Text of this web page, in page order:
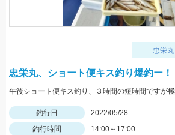
忠栄丸
忠栄丸、ショート便キス釣り爆釣ー！
釣行日
2022/05/28
釣行時間
14:00～17:00